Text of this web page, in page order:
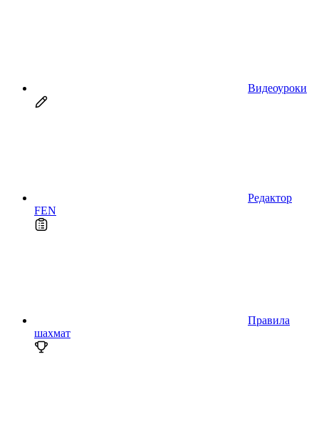
Видеоуроки
Редактор
FEN
Правила
шахмат